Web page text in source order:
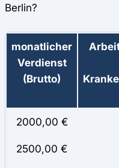
Berlin?
monatlicher
Verdienst
(Brutto)
2000,00 €
2500,00 €